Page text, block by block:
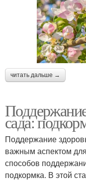
читать дальше →
сада:
Поддержание
важным аспектом
способов
подкормка. В этой